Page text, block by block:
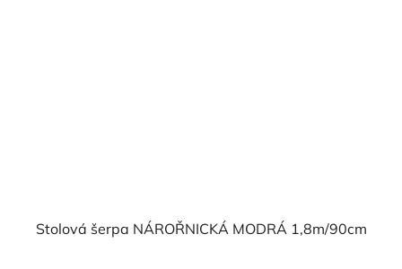
Stolová šerpa NÁROŘNICKÁ MODRÁ 1,8m/90cm